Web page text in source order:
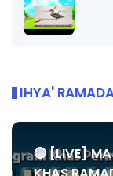
IHYA'
🔴 [LIVE]